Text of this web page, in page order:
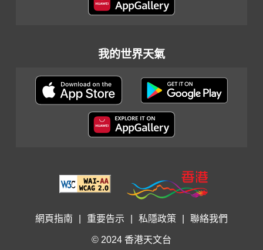
我的世界天氣
網頁指南 重要告示 私隱政策 聯絡我們
© 2024 香港天文台